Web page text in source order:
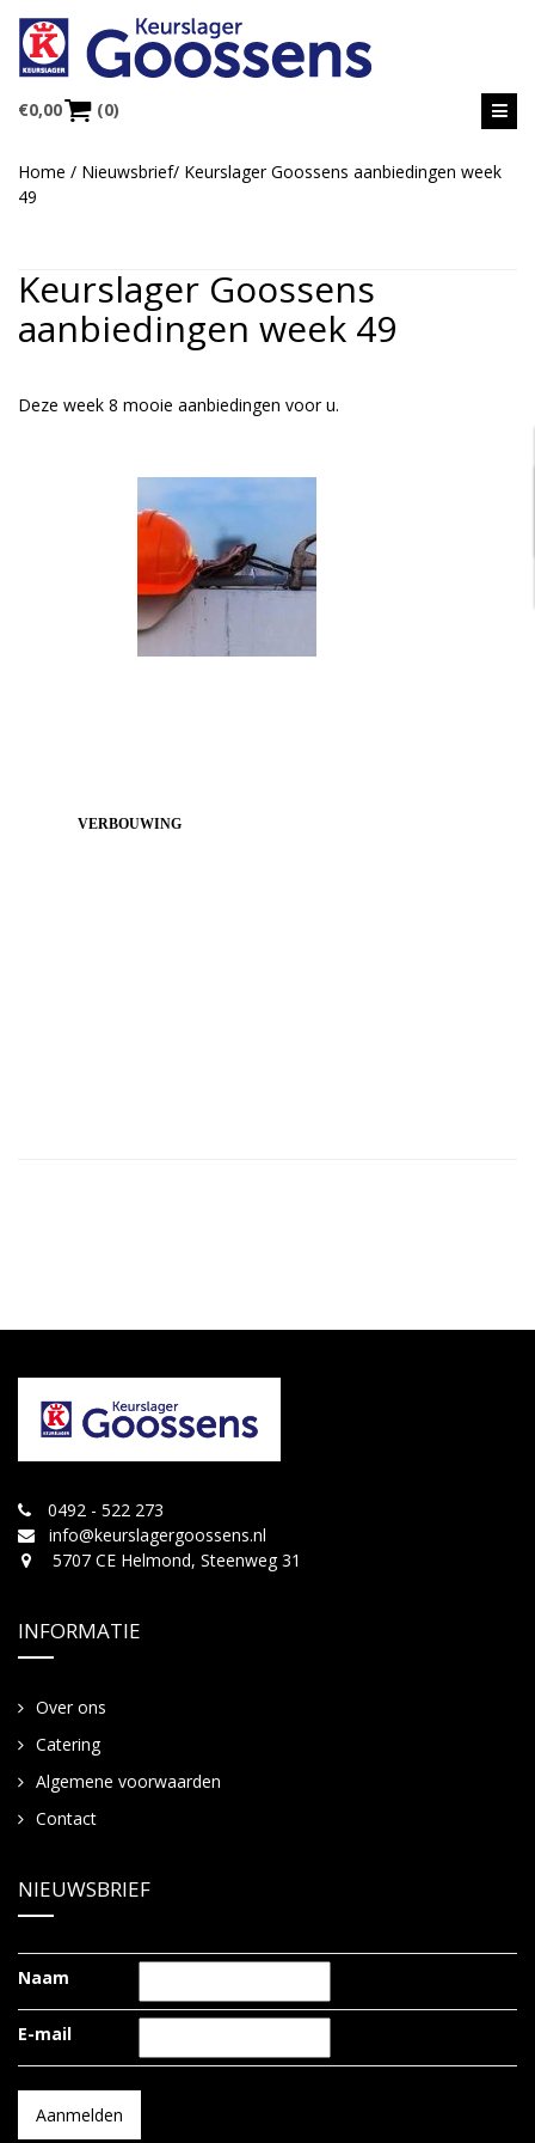
€0,00 (0)
Home / Nieuwsbrief/ Keurslager Goossens aanbiedingen week
49
Keurslager Goossens
aanbiedingen week 49
Deze week 8 mooie aanbiedingen voor u.
VERBOUWING
0492 - 522 273
info@keurslagergoossens.nl
5707 CE Helmond, Steenweg 31
INFORMATIE
Over ons
Catering
Algemene voorwaarden
Contact
NIEUWSBRIEF
Naam
E-mail